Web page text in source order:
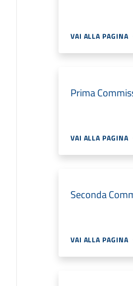
VAI ALLA PAGINA
Prima
VAI ALLA PAGINA
Seconda
VAI ALLA PAGINA